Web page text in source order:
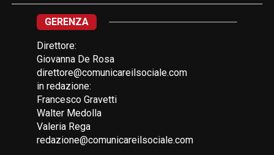
GERENZA
Direttore:
Giovanna De Rosa
direttore@comunicareilsociale.com
in redazione:
Francesco Gravetti
Walter Medolla
Valeria Rega
redazione@comunicareilsociale.com